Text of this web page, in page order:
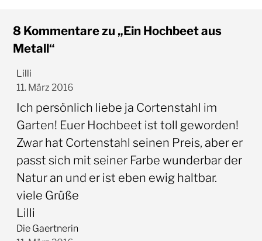
8 Kommentare zu „Ein Hochbeet aus
Metall“
Lilli
11. März 2016
Ich persönlich liebe ja Cortenstahl im
Garten! Euer Hochbeet ist toll geworden!
Zwar hat Cortenstahl seinen Preis, aber er
passt sich mit seiner Farbe wunderbar der
Natur an und er ist eben ewig haltbar.
viele Grüße
Lilli
Die Gaertnerin